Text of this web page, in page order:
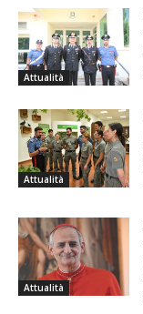
Attualità
Attualità
Attualità